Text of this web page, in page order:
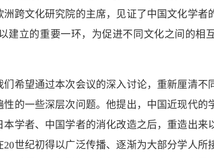
跨文化研究院的主席，见证了中国文化学者
建立的重要一环，为促进不同文化之间的相
望通过本次会议的深入讨论，重新厘清不
的一些深层次问题。他提出，中国近现代的
学者、中国学者的消化改造之后，重造出来
世纪初得以广泛传播、逐渐为大部分学人所